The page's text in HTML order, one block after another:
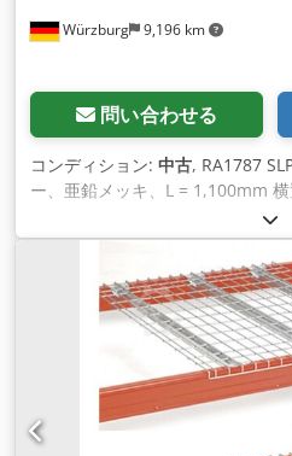
い。 お客様のプロジェクトの計
いさせていただきます。 ご連絡
ャリスト
Würzburg 9,196 km
問い合わせる
コンディション: 中古, RA1787
ー、亜鉛メッキ、L = 1,100mm
ッド用サポート。パレットスペー
ジの保管にも適しています。 在
いてはお問い合わせください！
庫を除く） Dr. Sonntag GmbH
門的なアドバイスをご希望の方は
さい。 電話またはEメールでご連
ェクトの計画から実現まで、喜ん
す。 ご連絡をお待ちしておりま
& Co.KG イントラロジスティク
Abdtsx Ahvsck